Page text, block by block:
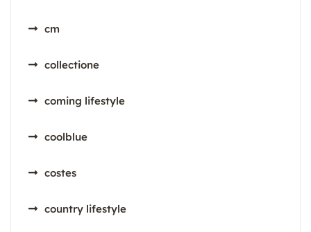
cm
collectione
coming lifestyle
coolblue
costes
country lifestyle